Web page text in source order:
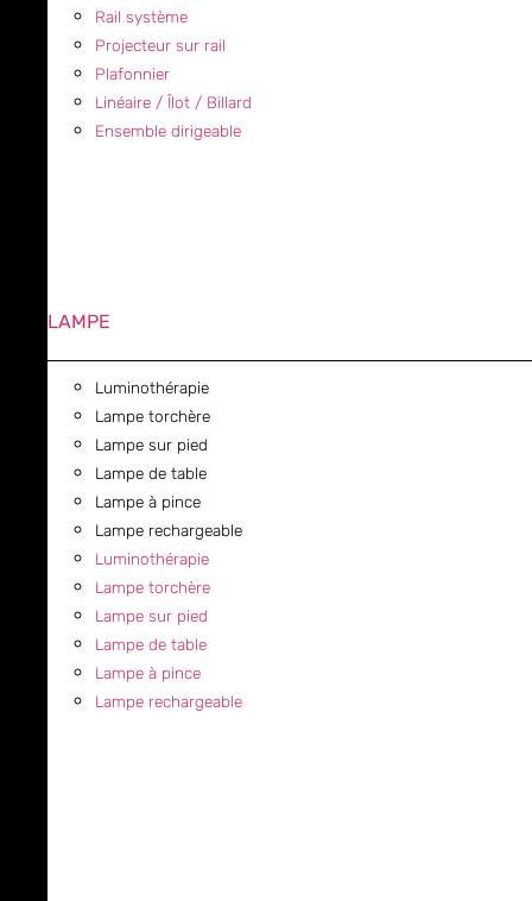
Rail système
Projecteur sur rail
Plafonnier
Linéaire / Îlot / Billard
Ensemble dirigeable
LAMPE
Luminothérapie
Lampe torchère
Lampe sur pied
Lampe de table
Lampe à pince
Lampe rechargeable
Luminothérapie
Lampe torchère
Lampe sur pied
Lampe de table
Lampe à pince
Lampe rechargeable